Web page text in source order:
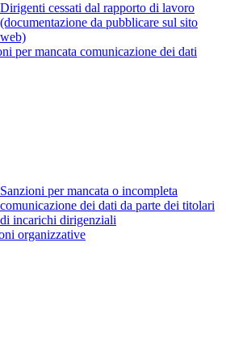
Dirigenti cessati dal rapporto di lavoro
(documentazione da pubblicare sul sito
web)
per mancata comunicazione dei dati
Sanzioni per mancata o incompleta
comunicazione dei dati da parte dei titolari
di incarichi dirigenziali
organizzative